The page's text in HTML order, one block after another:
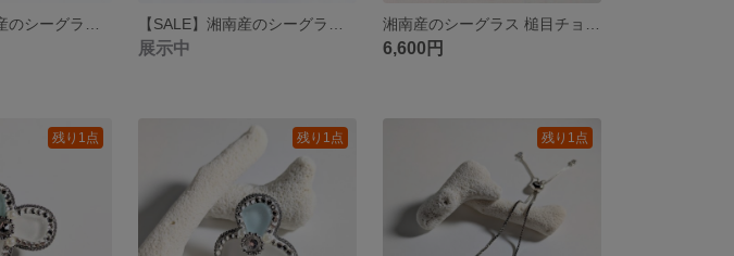
展示中 6,600円
残り1点 残り1点 残り1点